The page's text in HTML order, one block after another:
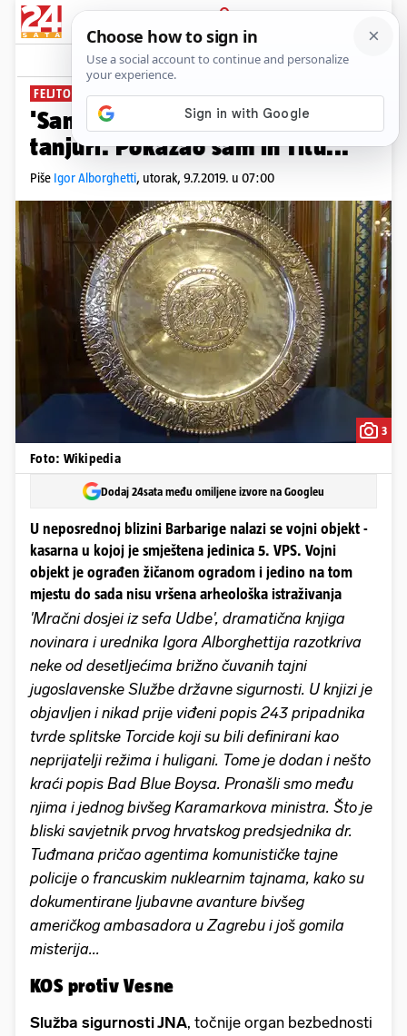
PRIJAVA
News Komentari
FELJTON: TAJNI DOSJEI UDBE (6)
'Sanirao se neki zid i iskočili su
tanjuri. Pokazao sam ih Titu...'
Piše Igor Alborghetti, utorak, 9.7.2019. u 07:00
3
Foto: Wikipedia
Dodaj 24sata među omiljene izvore na Googleu
U neposrednoj blizini Barbarige nalazi se vojni objekt -
kasarna u kojoj je smještena jedinica 5. VPS. Vojni
objekt je ograđen žičanom ogradom i jedino na tom
mjestu do sada nisu vršena arheološka istraživanja
'Mračni dosjei iz sefa Udbe', dramatična knjiga
novinara i urednika Igora Alborghettija razotkriva
neke od desetljećima brižno čuvanih tajni
jugoslavenske Službe državne sigurnosti. U knjizi je
objavljen i nikad prije viđeni popis 243 pripadnika
tvrde splitske Torcide koji su bili definirani kao
neprijatelji režima i huligani. Tome je dodan i nešto
kraći popis Bad Blue Boysa. Pronašli smo među
njima i jednog bivšeg Karamarkova ministra. Što je
bliski savjetnik prvog hrvatskog predsjednika dr.
Tuđmana pričao agentima komunističke tajne
policije o francuskim nuklearnim tajnama, kako su
dokumentirane ljubavne avanture bivšeg
američkog ambasadora u Zagrebu i još gomila
misterija...
KOS protiv Vesne
Služba sigurnosti JNA, točnije organ bezbednosti